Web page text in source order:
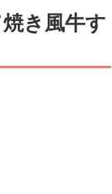
き風牛す